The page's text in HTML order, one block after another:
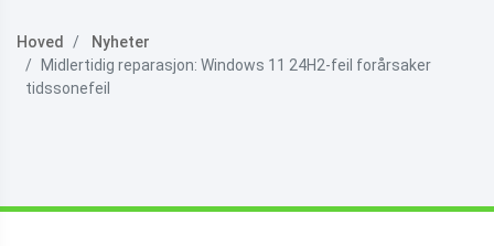
Hoved
Nyheter
Midlertidig reparasjon: Windows 11 24H2-feil forårsaker
tidssonefeil